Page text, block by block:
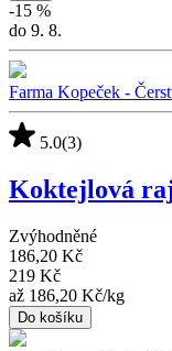
-15 %
do 9. 8.
Farma Kopeček -
5.0(3)
Koktejlová
Zvýhodněné
186,20 Kč
219 Kč
až 186,20 Kč/kg
Do košíku